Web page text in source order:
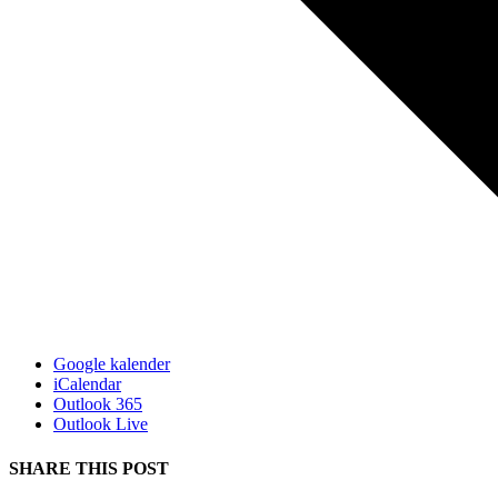
Google kalender
iCalendar
Outlook 365
Outlook Live
SHARE THIS POST